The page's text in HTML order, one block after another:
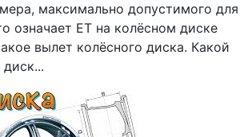
максимально допустимого для
означает ЕТ на колёсном диске
вылет колёсного диска. Какой